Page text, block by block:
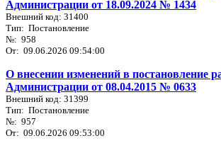
Администрации от 18.09.2024 № 1434
Внешний код: 31400
Тип: Постановление
№: 958
От: 09.06.2026 09:54:00
О внесении изменений в постановление
Администрации от 08.04.2015 № 0633
Внешний код: 31399
Тип: Постановление
№: 957
От: 09.06.2026 09:53:00